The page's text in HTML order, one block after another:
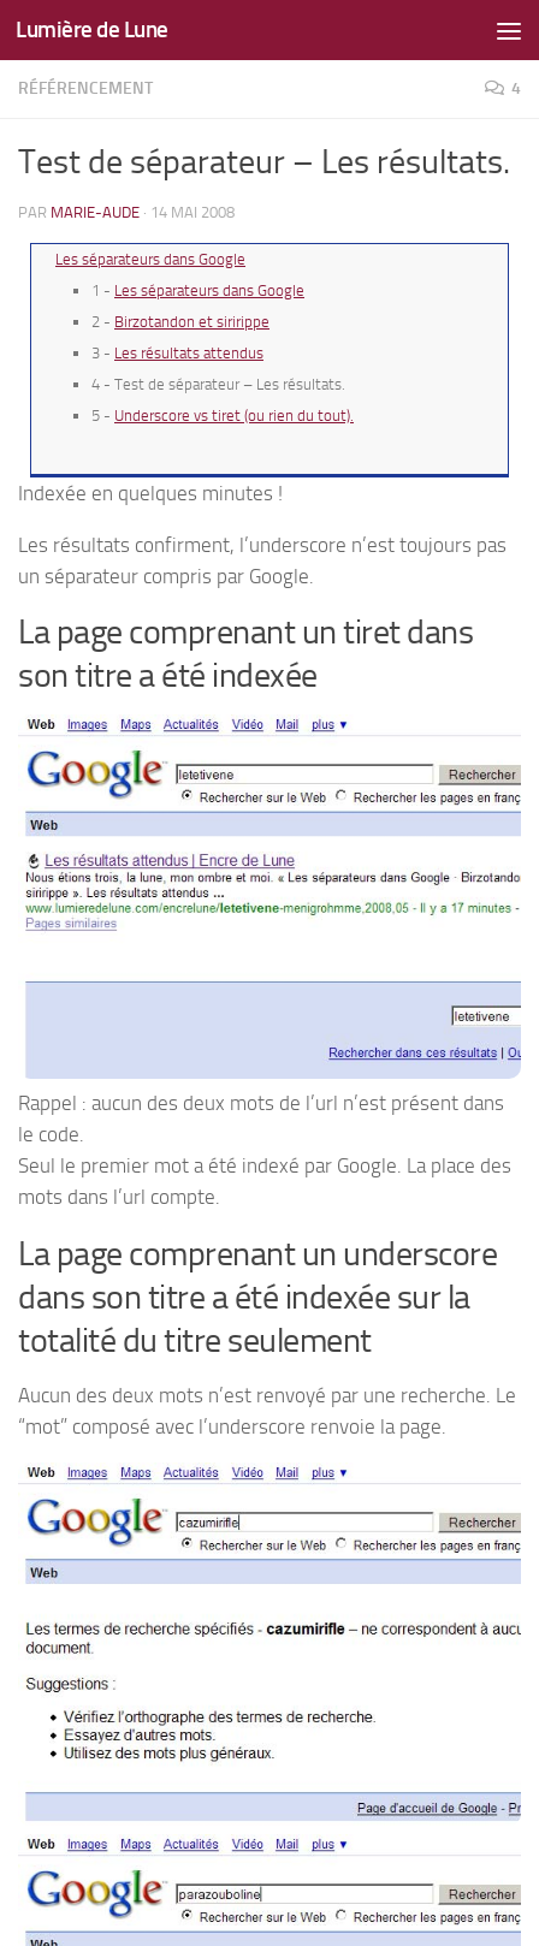
Skip to content
Lumière de Lune
RÉFÉRENCEMENT 4
Test de séparateur – Les résultats.
PAR MARIE-AUDE · 14 MAI 2008
Les séparateurs dans Google
1 - Les séparateurs dans Google
2 - Birzotandon et siririppe
3 - Les résultats attendus
4 - Test de séparateur – Les résultats.
5 - Underscore vs tiret (ou rien du tout).
Indexée en quelques minutes !
Les résultats confirment, l’underscore n’est toujours pas
un séparateur compris par Google.
La page comprenant un tiret dans
son titre a été indexée
Rappel : aucun des deux mots de l’url n’est présent dans
le code.
Seul le premier mot a été indexé par Google. La place des
mots dans l’url compte.
La page comprenant un underscore
dans son titre a été indexée sur la
totalité du titre seulement
Aucun des deux mots n’est renvoyé par une recherche. Le
“mot” composé avec l’underscore renvoie la page.